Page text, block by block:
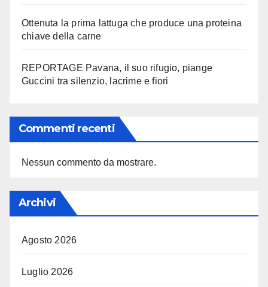
Ottenuta la prima lattuga che produce una proteina
chiave della carne
REPORTAGE Pavana, il suo rifugio, piange
Guccini tra silenzio, lacrime e fiori
Commenti recenti
Nessun commento da mostrare.
Archivi
Agosto 2026
Luglio 2026